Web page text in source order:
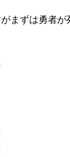
まずは勇者が